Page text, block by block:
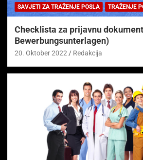
SAVJETI ZA TRAŽENJE POSLA
TRAŽENJE
Checklista za prijavnu
Bewerbungsunterlagen)
20. Oktober 2022 Redakcija